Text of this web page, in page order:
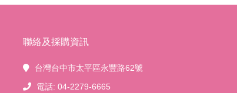
聯絡及採購資訊
台灣台中市太平區永豐路62號
電話: 04-2279-6665